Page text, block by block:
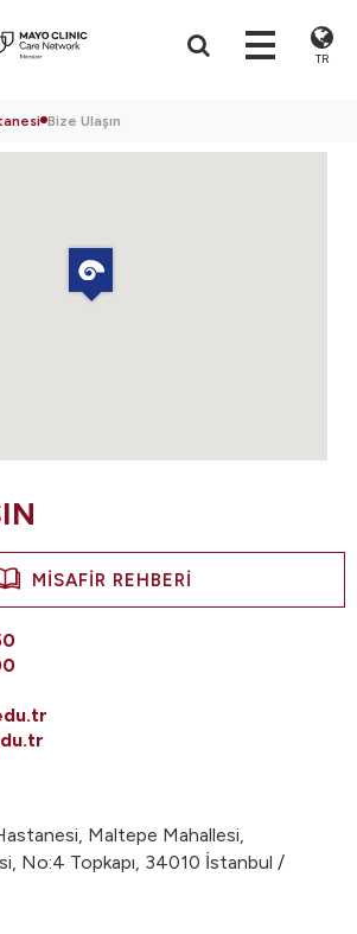
TR
Bize Ulaşın
MİSAFİR REHBERİ
Maltepe Mahallesi,
No:4 Topkapı, 34010 İstanbul /